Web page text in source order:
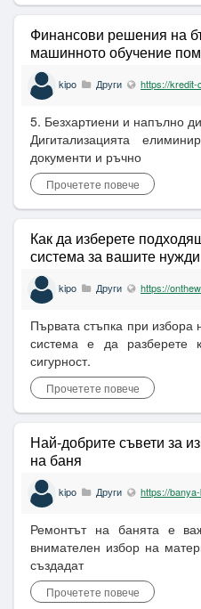
Финансови решения на
машинното обучение
кредитополучателите
kipo Други https://kredit-
5. Безхартиени и напълно
Дигитализацията
документи и ръчно
Прочетете повече
Как да изберете
система за вашите нужди
kipo Други https://
Първата стъпка при
система е да разберете
сигурност.
Прочетете повече
Най-добрите съвети за
на баня
kipo Други https://
Ремонтът на банята е
внимателен избор на
създадат
Прочетете повече